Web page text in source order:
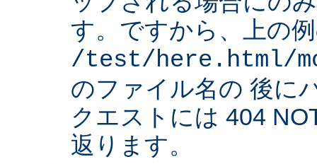
す。ですから、上の
/test/here.html/
のファイル名の 後に
クエストには 404
返ります。